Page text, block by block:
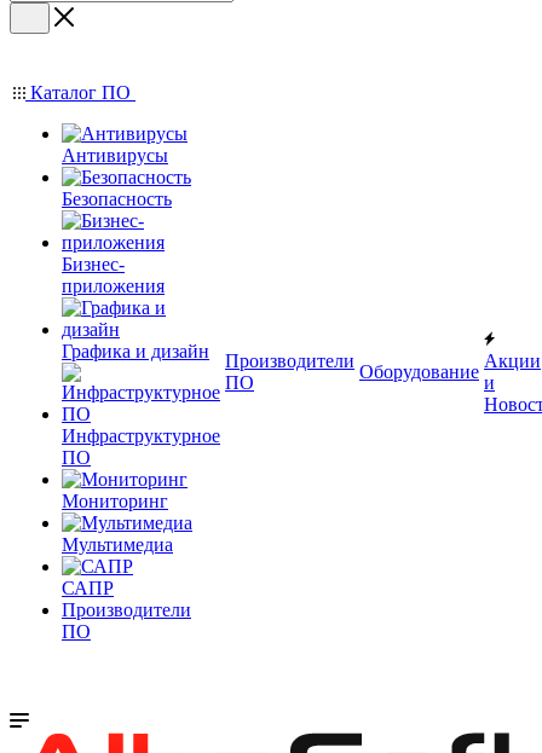
Каталог ПО
Антивирусы
Безопасность
Бизнес-
приложения
Графика и дизайн
Инфраструктурное
ПО
Мониторинг
Мультимедиа
САПР
Производители
ПО
Производители
ПО
Оборудование
Акции
и